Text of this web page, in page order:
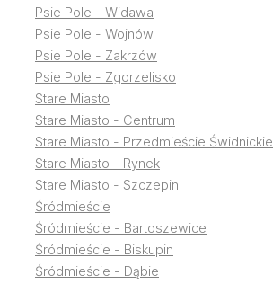
Psie Pole - Widawa
Psie Pole - Wojnów
Psie Pole - Zakrzów
Psie Pole - Zgorzelisko
Stare Miasto
Stare Miasto - Centrum
Stare Miasto - Przedmieście Świdnickie
Stare Miasto - Rynek
Stare Miasto - Szczepin
Śródmieście
Śródmieście - Bartoszewice
Śródmieście - Biskupin
Śródmieście - Dąbie